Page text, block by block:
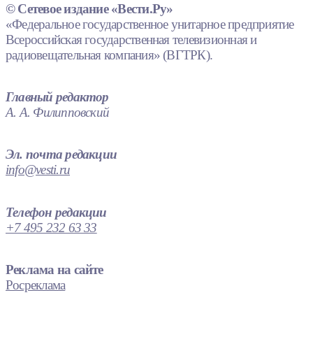
© Сетевое издание «Вести.Ру»
«Федеральное государственное унитарное предприятие
Всероссийская государственная телевизионная и
радиовещательная компания» (ВГТРК).
Главный редактор
А. А. Филипповский
Эл. почта редакции
info@vesti.ru
Телефон редакции
+7 495 232 63 33
Реклама на сайте
Росреклама